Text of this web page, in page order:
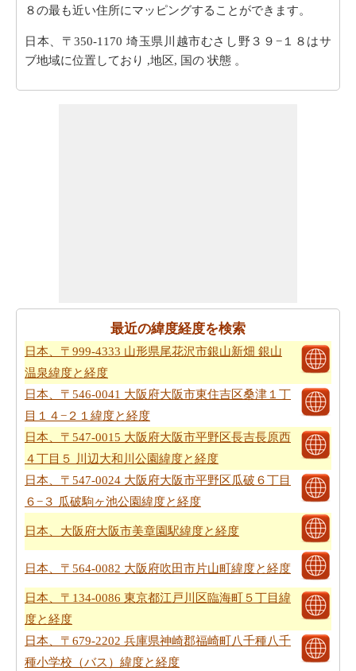
８の最も近い住所にマッピングすることができます。
日本、〒350-1170 埼玉県川越市むさし野３９−１８はサ
ブ地域に位置しており ,地区, 国の 状態 。
最近の緯度経度を検索
日本、〒999-4333 山形県尾花沢市銀山新畑 銀山
温泉緯度と経度
日本、〒546-0041 大阪府大阪市東住吉区桑津１丁
目１４−２１緯度と経度
日本、〒547-0015 大阪府大阪市平野区長吉長原西
４丁目５ 川辺大和川公園緯度と経度
日本、〒547-0024 大阪府大阪市平野区瓜破６丁目
６−３ 瓜破駒ヶ池公園緯度と経度
日本、大阪府大阪市美章園駅緯度と経度
日本、〒564-0082 大阪府吹田市片山町緯度と経度
日本、〒134-0086 東京都江戸川区臨海町５丁目緯
度と経度
日本、〒679-2202 兵庫県神崎郡福崎町八千種八千
種小学校（バス）緯度と経度